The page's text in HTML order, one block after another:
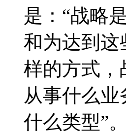
是：“战略
和为达到这
样的方式，
从事什么
什么类型”